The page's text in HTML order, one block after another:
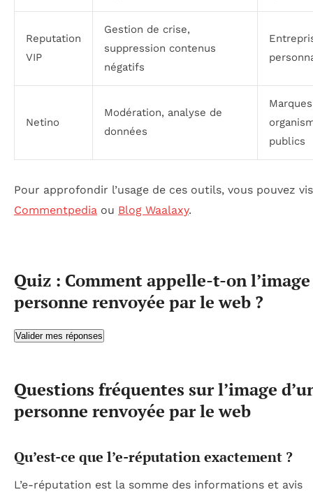
Reputation
VIP
Gestion de crise,
suppression contenus
négatifs
Netino
Modération, analyse de
données
publics
Pour approfondir l’usage de ces outils, vous pouvez
Commentpedia ou Blog Waalaxy.
Quiz : Comment appelle-t-on l’image
personne renvoyée par le web ?
Valider mes réponses
Questions fréquentes sur l’image
personne renvoyée par le web
Qu’est-ce que l’e-réputation exactement ?
L’e-réputation est la somme des informations et avis